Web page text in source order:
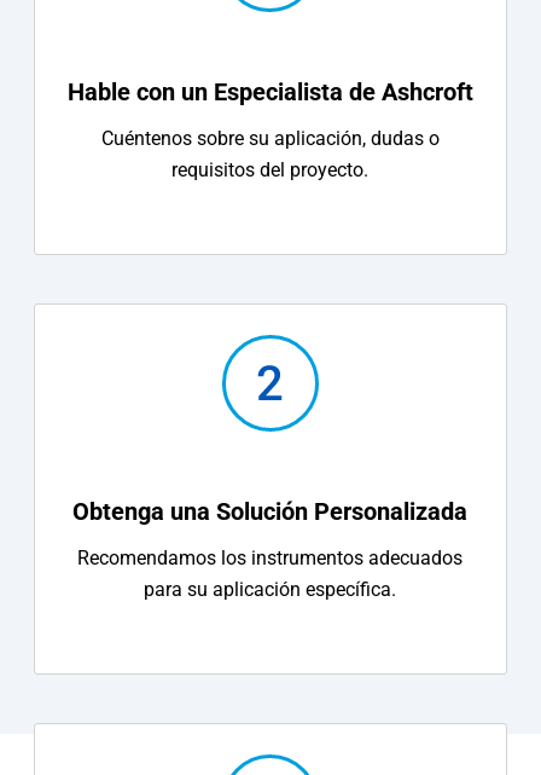
Hable con un Especialista de Ashcroft
Cuéntenos sobre su aplicación, dudas o
requisitos del proyecto.
Obtenga una Solución Personalizada
Recomendamos los instrumentos adecuados
para su aplicación específica.